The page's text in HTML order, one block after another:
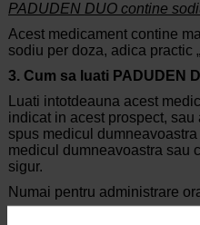
PADUDEN DUO contine
Acest medicament contine
sodiu per doza, adica practic
3. Cum sa luati PADUDEN
Luati intotdeauna acest
indicat in acest prospect, sau
spus medicul dumneavoastra
medicul dumneavoastra sau
sigur.
Numai pentru administrare